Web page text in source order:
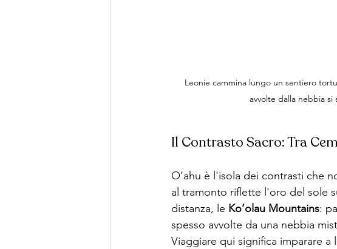
Leonie cammina lungo un sentiero
avvolte dalla nebbia
Il Contrasto Sacro: Tra
O’ahu è l'isola dei contrasti che
al tramonto riflette l'oro del sole
distanza, le Ko’olau Mountains:
spesso avvolte da una nebbia
Viaggiare qui significa imparare